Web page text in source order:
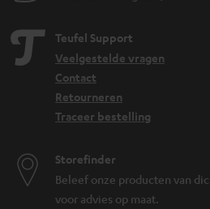
Teufel Support
Veelgestelde vragen
Contact
Retourneren
Traceer bestelling
Storefinder
Beleef onze producten van
voor advies op maat.